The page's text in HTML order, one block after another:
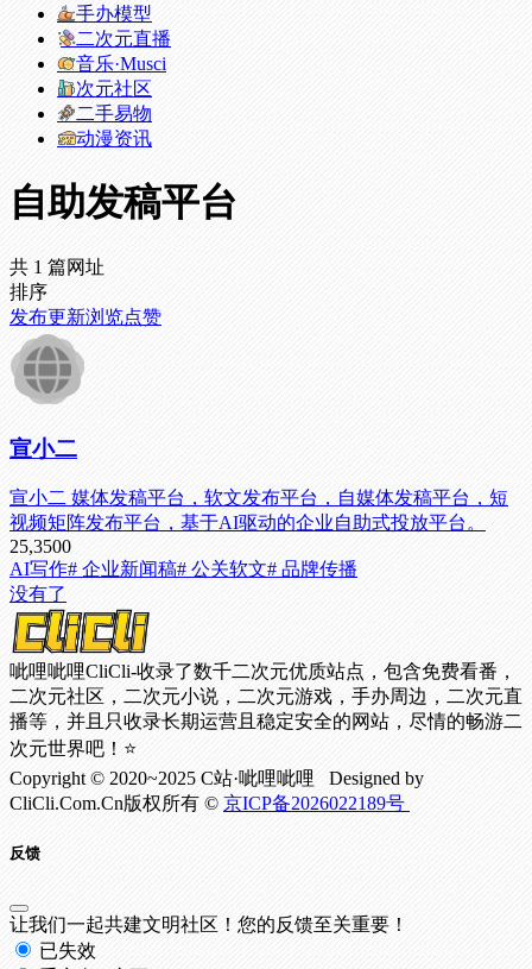
手办模型
二次元直播
音乐·Musci
次元社区
二手易物
动漫资讯
自助发稿平台
共 1 篇网址
排序
发布更新浏览点赞
宣小二
宣小二 媒体发稿平台，软文发布平台，自媒体发稿平台，短
视频矩阵发布平台，基于AI驱动的企业自助式投放平台。
25,3500
AI写作# 企业新闻稿# 公关软文# 品牌传播
没有了
呲哩呲哩CliCli-收录了数千二次元优质站点，包含免费看番，
二次元社区，二次元小说，二次元游戏，手办周边，二次元直
播等，并且只收录长期运营且稳定安全的网站，尽情的畅游二
次元世界吧！⭐
Copyright © 2020~2025 C站·呲哩呲哩 Designed by
CliCli.Com.Cn版权所有 © 京ICP备2026022189号
反馈
让我们一起共建文明社区！您的反馈至关重要！
已失效